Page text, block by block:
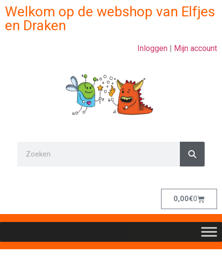
Welkom op de webshop van Elfjes
en Draken
Inloggen | Mijn account
0,00€0